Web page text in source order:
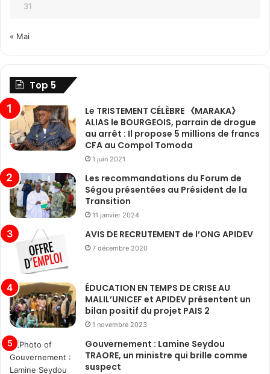
31
« Mai
Top 5
Le TRISTEMENT CÉLÈBRE 《MARAKA》
ALIAS le BOURGEOIS, parrain de drogue
au arrêt : Il propose 5 millions de francs
CFA au Compol Tomoda
1 juin 2021
Les recommandations du Forum de
Ségou présentées au Président de la
Transition
11 janvier 2024
AVIS DE RECRUTEMENT de l’ONG APIDEV
7 décembre 2020
ÉDUCATION EN TEMPS DE CRISE AU
MALIL’UNICEF et APIDEV présentent un
bilan positif du projet PAIS 2
1 novembre 2023
Gouvernement : Lamine Seydou
TRAORE, un ministre qui brille comme
suspect